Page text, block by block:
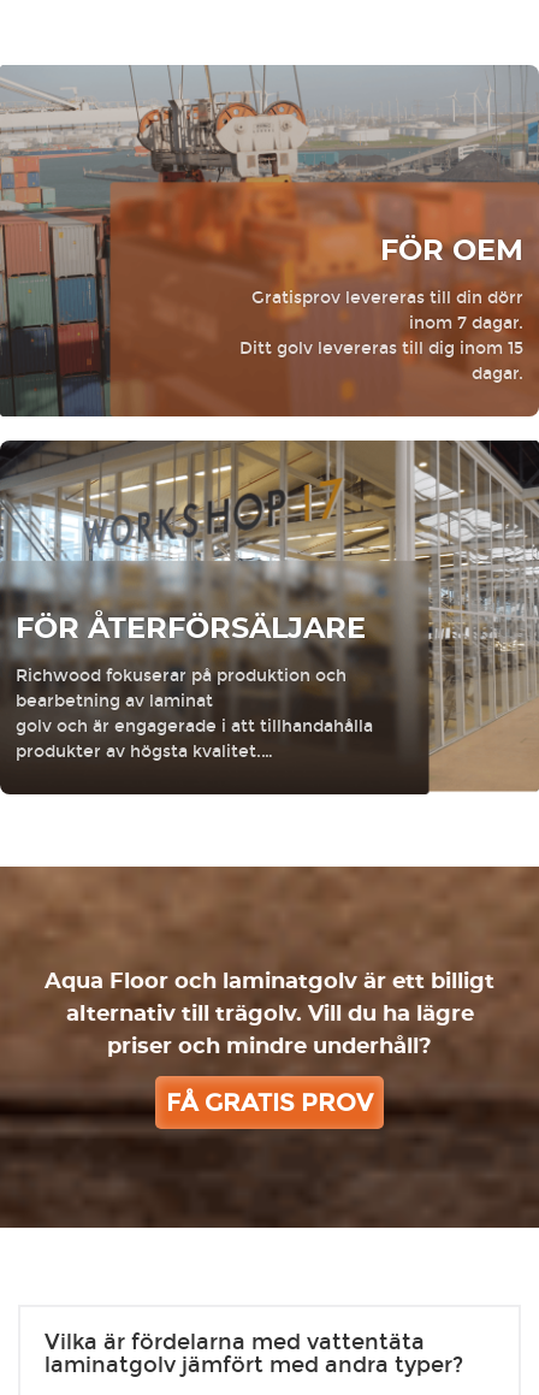
FÖR OEM
Gratisprov levereras till din dörr
inom 7 dagar.
Ditt golv levereras till dig inom 15
dagar.
FÖR ÅTERFÖRSÄLJARE
Richwood fokuserar på produktion och
bearbetning av laminat
golv och är engagerade i att tillhandahålla
produkter av högsta kvalitet.…
Aqua Floor och laminatgolv är ett billigt
alternativ till trägolv. Vill du ha lägre
priser och mindre underhåll?
FÅ GRATIS PROV
Vilka är fördelarna med vattentäta
laminatgolv jämfört med andra typer?